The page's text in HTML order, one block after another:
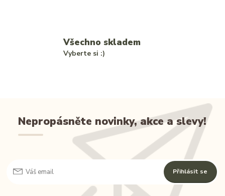
Všechno skladem
Vyberte si :)
Nepropásněte novinky, akce a slevy!
Přihlásit se